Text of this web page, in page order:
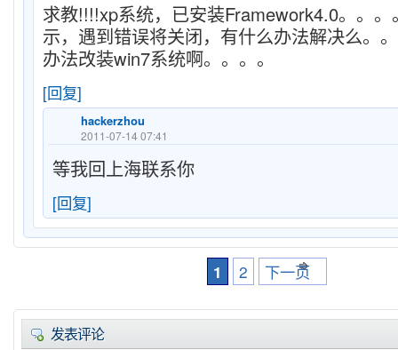
求教!!!!xp系统，已安装Framework4.0。。
示，遇到错误将关闭，有什么办法解决么。
办法改装win7系统啊。。。。
[回复]
hackerzhou
2011-07-14 07:41
等我回上海联系你
[回复]
1 2 下一页
发表评论